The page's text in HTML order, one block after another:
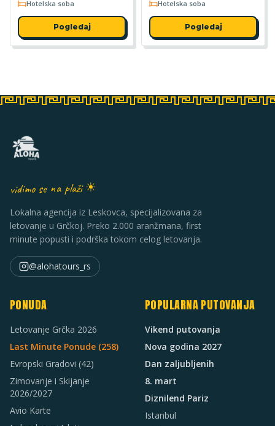
Hotelska soba
Pogledaj
Hotelska soba
Pogledaj
vidimo se na plaži ☀
Lokalna agencija iz Leskovca, specijalizovana za
letovanje u Grčkoj. Preko 2.000 aranžmana, first
minute popusti i podrška tokom celog letovanja.
@alohatours_rs
PONUDA
Letovanje Grčka 2026
Last Minute Ponude (258)
Evropski Gradovi (42)
Zimovanje i Skijanje
2026/2027
Avio Karte
POPULARNA PUTOVANJA
Vikend putovanja
Nova godina 2027
Dan zaljubljenih
8. mart
Diznilend Pariz
Istanbul